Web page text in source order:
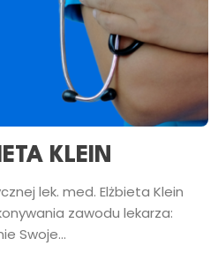
KLEIN
lek. med. Elżbieta Klein
zawodu lekarza:
Swoje...